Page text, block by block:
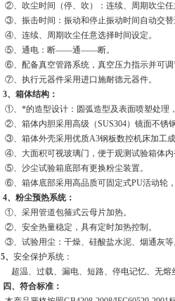
②、吹尘时间（停、吹）：连续、周期吹尘任
③、振击时间：振动和停止振动时间自动交替
④、连续、周期吹尘任意选择时间设定。
⑤、通电：断——通——断。
⑥、配备真空管路系统，真空压力指示并可调
⑦、执行元器件采用进口施耐德元器件。
3、 箱体结构：
①、*的造型设计：圆弧造型及表面喷塑处理
②、箱体内胆采用高级（SUS304）镜面不锈钢
③、箱体外壳采用优质A3钢板数控机床加工
④、大面积可视玻璃门，便于观测试验箱体内
⑤、沙尘试验箱底部有更换粉尘装置。
⑥、箱体底部采用高品质可固定式PU活动轮，
4、 粉尘预热系统：
①、采用管道包箍式云母片加热。
②、安全热量稳定，具有定时加热控制。
③、试验用尘：干燥、硅酸盐水泥、烟通灰等
5、 安全保护系统：
超温、过载、漏电、短路、停电记忆、无熔
四、符合标准：